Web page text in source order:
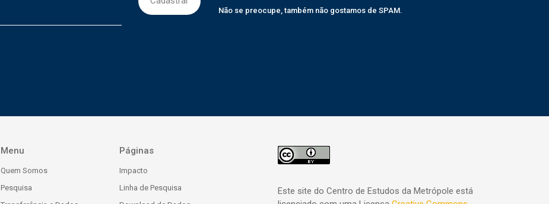
Não se preocupe, também não gostamos de SPAM.
Menu
Quem Somos
Pesquisa
Páginas
Impacto
Linha de Pesquisa
Este site do Centro de Estudos da Metrópole está